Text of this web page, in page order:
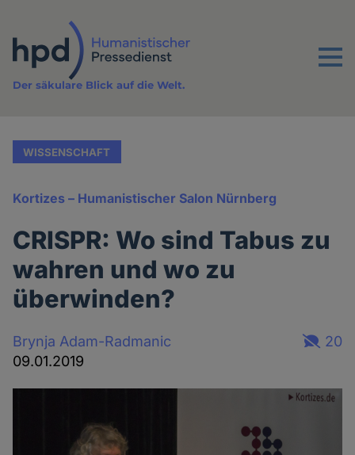
Inhalt
Menu
Der säkulare Blick auf die Welt.
WISSENSCHAFT
Kortizes – Humanistischer Salon Nürnberg
CRISPR: Wo sind Tabus zu
wahren und wo zu
überwinden?
Brynja Adam-Radmanic
09.01.2019
20